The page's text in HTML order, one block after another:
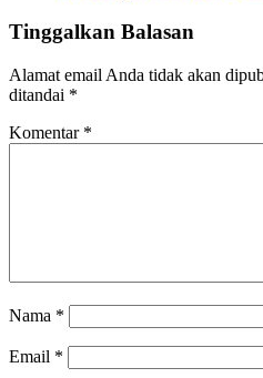
Tinggalkan Balasan
Alamat email Anda tidak akan
ditandai *
Komentar *
Nama *
Email *